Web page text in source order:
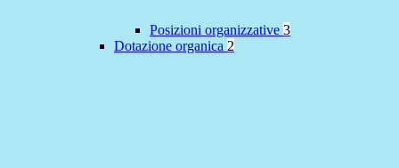
Posizioni organizzative 3
Dotazione organica 2